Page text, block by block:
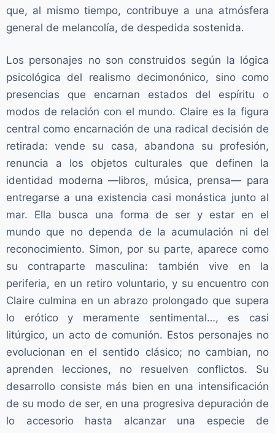
que, al mismo tiempo, contribuye a una atmósfera
general de melancolía, de despedida sostenida.
Los personajes no son construidos según la lógica
psicológica del realismo decimonónico, sino como
presencias que encarnan estados del espíritu o
modos de relación con el mundo. Claire es la figura
central como encarnación de una radical decisión de
retirada: vende su casa, abandona su profesión,
renuncia a los objetos culturales que definen la
identidad moderna —libros, música, prensa— para
entregarse a una existencia casi monástica junto al
mar. Ella busca una forma de ser y estar en el
mundo que no dependa de la acumulación ni del
reconocimiento. Simon, por su parte, aparece como
su contraparte masculina: también vive en la
periferia, en un retiro voluntario, y su encuentro con
Claire culmina en un abrazo prolongado que supera
lo erótico y meramente sentimental…, es casi
litúrgico, un acto de comunión. Estos personajes no
evolucionan en el sentido clásico; no cambian, no
aprenden lecciones, no resuelven conflictos. Su
desarrollo consiste más bien en una intensificación
de su modo de ser, en una progresiva depuración de
lo accesorio hasta alcanzar una especie de